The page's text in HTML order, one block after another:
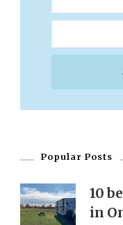
Popular Posts
10
in